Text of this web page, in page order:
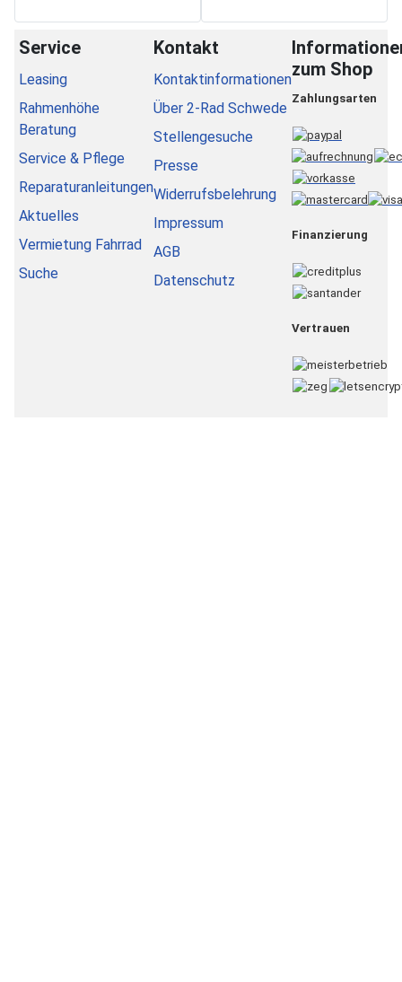
Service
Leasing
Rahmenhöhe
Beratung
Service & Pflege
Reparaturanleitungen
Aktuelles
Vermietung Fahrrad
Suche
Kontakt
Kontaktinformationen
Über 2-Rad Schwede
Stellengesuche
Presse
Widerrufsbelehrung
Impressum
AGB
Datenschutz
zum Shop
Zahlungsarten
Finanzierung
Vertrauen